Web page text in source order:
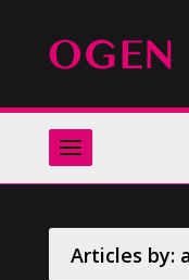
Articles by: